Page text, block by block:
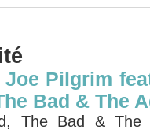
Pilgrim
Bad & The
The Bad &